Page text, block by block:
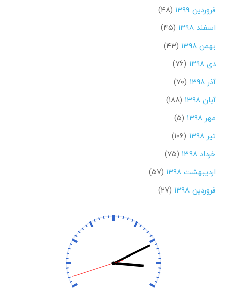
فروردین ۱۳۹۹
(۴۸)
اسفند ۱۳۹۸
(۴۵)
بهمن ۱۳۹۸
(۴۳)
دی ۱۳۹۸
(۷۶)
آذر ۱۳۹۸
(۷۰)
آبان ۱۳۹۸
(۱۸۸)
مهر ۱۳۹۸
(۵)
تیر ۱۳۹۸
(۱۰۶)
خرداد ۱۳۹۸
(۷۵)
اردیبهشت ۱۳۹۸
(۵۷)
فروردین ۱۳۹۸
(۲۷)